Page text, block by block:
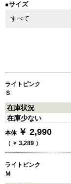
●サイズ
ライトピンク
Ｓ
在庫状況
在庫少ない
本体 ￥ 2,990
（ ￥ 3,289 ）
ライトピンク
Ｍ